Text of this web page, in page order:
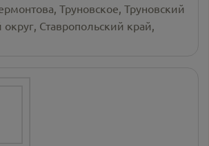
Труновское, Труновский
Ставропольский край,